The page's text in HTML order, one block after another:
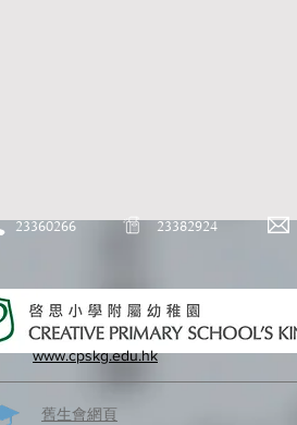
23360266 23382924
www.cpskg.edu.hk
​舊生會網頁